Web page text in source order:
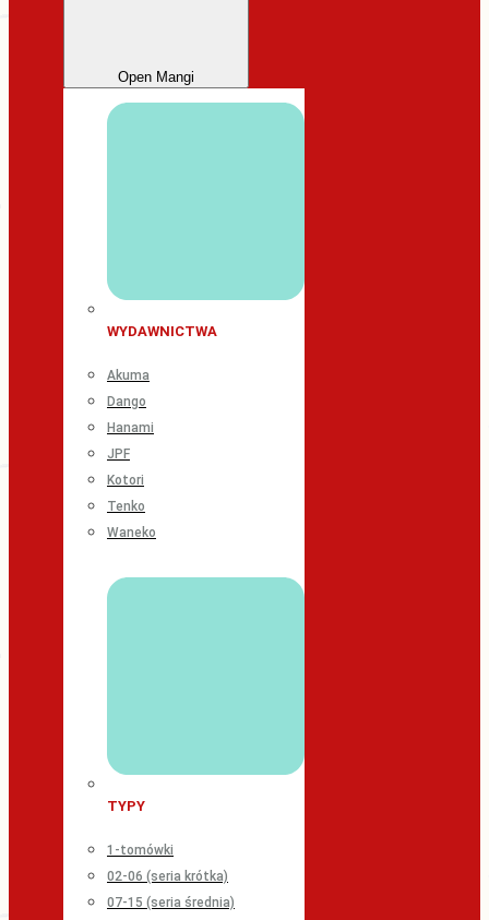
Open Mangi
WYDAWNICTWA
Akuma
Dango
Hanami
JPF
Kotori
Tenko
Waneko
TYPY
1-tomówki
02-06 (seria krótka)
07-15 (seria średnia)